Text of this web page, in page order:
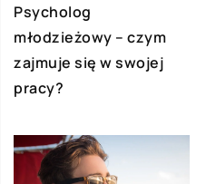
Psycholog
młodzieżowy – czym
zajmuje się w swojej
pracy?